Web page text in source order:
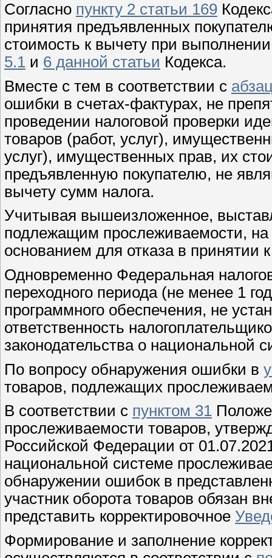
Согласно пункту 2 статьи 169
принятия предъявленных
стоимость к вычету при
5.1 и 6 данной статьи Кодекса.
Вместе с тем в соответствии с
ошибки в счетах-фактурах, не
проведении налоговой проверки
товаров (работ, услуг),
услуг), имущественных прав, их
предъявленную покупателю, не
вычету сумм налога.
Учитывая вышеизложенное,
подлежащим прослеживаемости,
основанием для отказа в принятии
Одновременно Федеральная
переходного периода (не менее 1
программного обеспечения, не
ответственность
законодательства о национальной
По вопросу обнаружения ошибки в
товаров, подлежащих
В соответствии с пунктом 31
прослеживаемости товаров,
Российской Федерации от
национальной системе
обнаружении ошибок в
участник оборота товаров обязан
представить корректировочное
Формирование и заполнение